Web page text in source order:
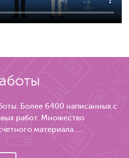
Более 6400 написанных с
работ. Множество
материала....